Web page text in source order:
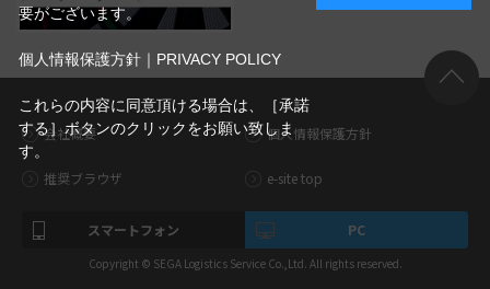
会社概要 個人情報保護方針
推奨ブラウザ e-site top
スマートフォン PC
Copyright © SEGA Logistics Service Co.,Ltd. All rights reserved.
要がございます。
個人情報保護方針｜PRIVACY POLICY
これらの内容に同意頂ける場合は、［承諾
する］ボタンのクリックをお願い致しま
す。